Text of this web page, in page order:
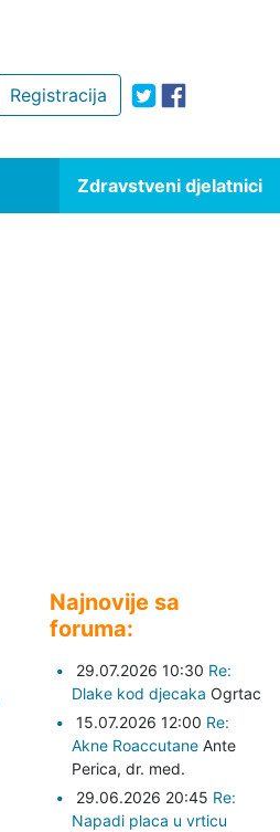
Registracija
Zdravstveni djelatnici
Najnovije sa
foruma:
29.07.2026 10:30 Re:
Dlake kod djecaka Ogrtac
15.07.2026 12:00 Re:
Akne Roaccutane Ante
Perica, dr. med.
29.06.2026 20:45 Re:
Napadi placa u vrticu